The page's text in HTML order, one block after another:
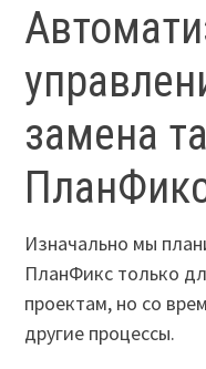
замена
Изначально мы
ПланФикс только
проектам, но со
другие процессы.